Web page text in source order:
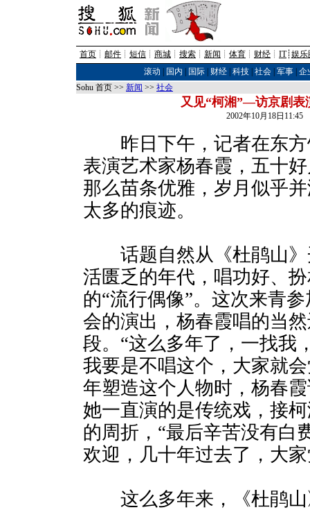
首页 ┊ 邮件 ┊ 短信 ┊ 商城 ┊ 搜索 ┊ 新闻 ┊ 体育 ┊ 财经 ┊ IT┊ 娱乐
滚动
国内 国际| 财经| 科技| 社会| 军事| 企
Sohu 首页 >> 新闻 >> 社会
又见“柯湘”―访京剧表
2002年10月18日
昨日下午，记者在东方
表演艺术家杨春霞，五十
那么苗条优雅，岁月似乎
太多的痕迹。
话题自然从《杜鹃山》
活匮乏的年代，唱功好、
的“流行偶像”。这次来青
会的演出，杨春霞唱的当
段。“这么多年了，一找我
我要是不唱这个，大家就
年塑造这个人物时，杨春
她一直演的是传统戏，接
的周折，“最后辛苦没有白
欢迎，几十年过去了，大
这么多年来，《杜鹃山